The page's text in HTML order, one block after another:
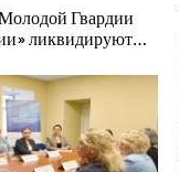
Гвардии
ликвидируют